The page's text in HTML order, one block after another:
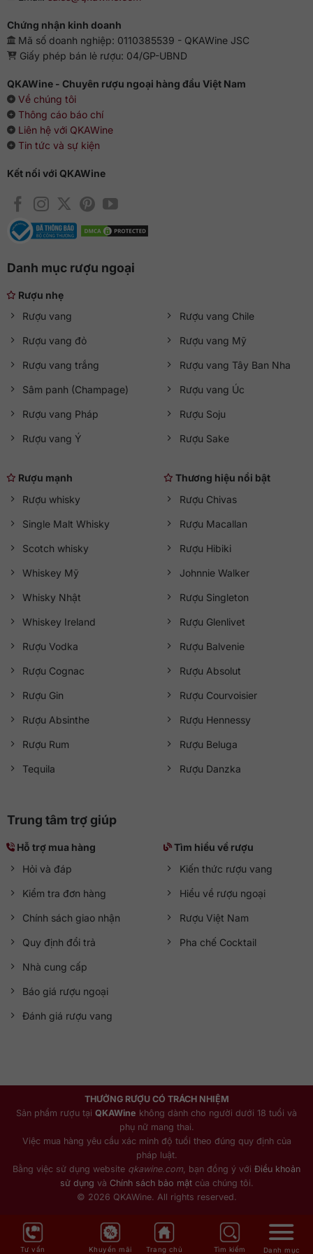
Chứng nhận kinh doanh
Mã số doanh nghiệp: 0110385539 - QKAWine JSC
Giấy phép bán lẻ rượu: 04/GP-UBND
QKAWine - Chuyên rượu ngoại hàng đầu Việt Nam
Về chúng tôi
Thông cáo báo chí
Liên hệ với QKAWine
Tin tức và sự kiện
Kết nối với QKAWine
Danh mục rượu ngoại
Rượu nhẹ
Rượu vang
Rượu vang đỏ
Rượu vang trắng
Sâm panh (Champage)
Rượu vang Pháp
Rượu vang Ý
Rượu vang Chile
Rượu vang Mỹ
Rượu vang Tây Ban Nha
Rượu vang Úc
Rượu Soju
Rượu Sake
Rượu mạnh
Rượu whisky
Single Malt Whisky
Scotch whisky
Whiskey Mỹ
Whisky Nhật
Whiskey Ireland
Rượu Vodka
Rượu Cognac
Rượu Gin
Rượu Absinthe
Rượu Rum
Tequila
Thương hiệu nổi bật
Rượu Chivas
Rượu Macallan
Rượu Hibiki
Johnnie Walker
Rượu Singleton
Rượu Glenlivet
Rượu Balvenie
Rượu Absolut
Rượu Courvoisier
Rượu Hennessy
Rượu Beluga
Rượu Danzka
Trung tâm trợ giúp
Hỗ trợ mua hàng
Hỏi và đáp
Kiểm tra đơn hàng
Chính sách giao nhận
Quy định đổi trả
Nhà cung cấp
Báo giá rượu ngoại
Đánh giá rượu vang
Tìm hiểu về rượu
Kiến thức rượu vang
Hiểu về rượu ngoại
Rượu Việt Nam
Pha chế Cocktail
THƯỞNG RƯỢU CÓ TRÁCH NHIỆM
Sản phẩm rượu tại QKAWine không dành cho người dưới 18 tuổi và
phụ nữ mang thai.
Việc mua hàng yêu cầu xác minh độ tuổi theo đúng quy định của
pháp luật.
Bằng việc sử dụng website qkawine.com , bạn đồng ý với Điều khoản
sử dụng và Chính sách bảo mậtcủa chúng tôi.
© 2026 QKAWine. All rights reserved.
Tư vấn Khuyến mãi Trang chủ Tìm kiếm Danh mục